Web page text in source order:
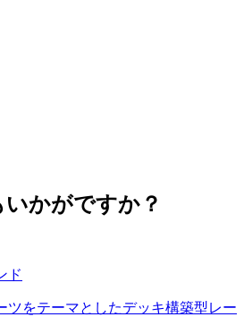
かがですか？
ド
ツをテーマとしたデッキ構築型レー